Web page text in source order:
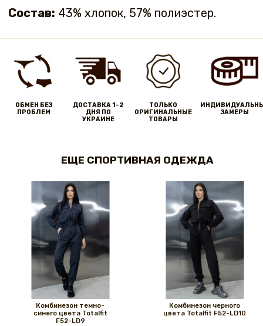
Состав: 43% хлопок, 57% полиэстер.
ОБМЕН БЕЗ
ПРОБЛЕМ
ДОСТАВКА 1-2
ДНЯ ПО
УКРАИНЕ
ТОЛЬКО
ОРИГИНАЛЬНЫЕ
ТОВАРЫ
ЗАМЕРЫ
ЕЩЕ СПОРТИВНАЯ ОДЕЖДА
Комбинезон темно-
синего цвета Totalfit
F52-LD9
Комбинезон черного
цвета Totalfit F52-LD10